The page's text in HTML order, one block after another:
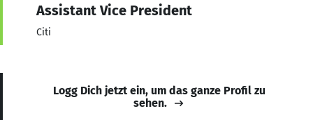
Assistant Vice President
Citi
Logg Dich jetzt ein, um das ganze Profil zu
sehen.